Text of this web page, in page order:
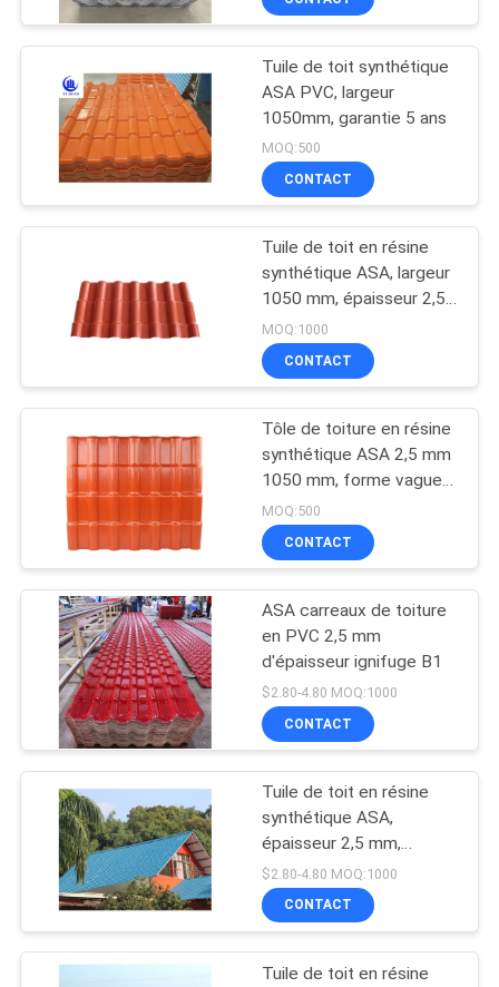
CONTACTEZ-
NOUS
BLOG
DEMANDEZ
UNE
PLAN
POLITIQUE
DE
CONFIDENTIALITÉ
Tuiles de toit
d'isolation
thermique
Feuilles de toiture
d'UPVC
41
Feuilles couvrantes
transparentes
49
Le plastique a ridé
couvrir des feuilles
Tuile de toit synthétique
ASA PVC, largeur
1050mm, garantie 5 ans
MOQ:500
CONTACT
Tuile de toit en résine
synthétique ASA, largeur
1050 mm, épaisseur 2,5
mm
MOQ:1000
CONTACT
Tôle de toiture en résine
synthétique ASA 2,5 mm
1050 mm, forme vague
bambou espagnole
MOQ:500
CONTACT
ASA carreaux de toiture
en PVC 2,5 mm
d'épaisseur ignifuge B1
$2.80-4.80 MOQ:1000
CONTACT
Tuile de toit en résine
synthétique ASA,
épaisseur 2,5 mm,
classification au feu B1
$2.80-4.80 MOQ:1000
CONTACT
Tuile de toit en résine